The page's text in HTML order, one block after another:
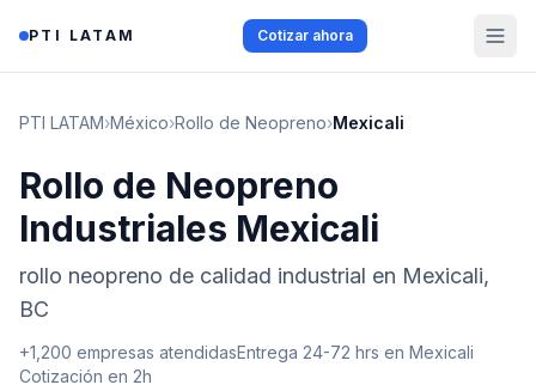
PTI LATAM Cotizar ahora
PTI LATAM›México›Rollo de Neopreno›Mexicali
Rollo de Neopreno
Industriales Mexicali
rollo neopreno de calidad industrial en Mexicali,
BC
+1,200 empresas atendidasEntrega 24-72 hrs en Mexicali
Cotización en 2h